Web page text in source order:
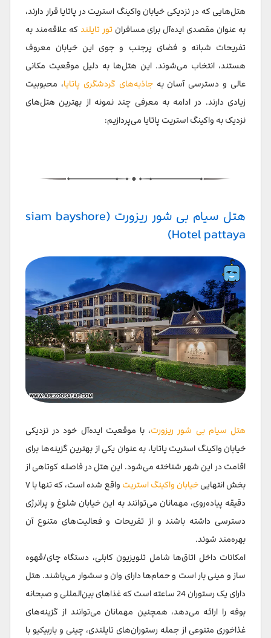
هتل‌هایی که در نزدیکی خیابان واکینگ استریت در پاتایا قرار دارند،
به عنوان مقصدی ایده‌آل برای مسافران تور تایلند که علاقه‌مند به
تفریحات شبانه و فضای پرجنب و جوی این خیابان معروف
هستند، انتخاب می‌شوند. این هتل‌ها به دلیل موقعیت مکانی
عالی و دسترسی آسان بهجاذبه‌های گردشگری پاتایا، محبوبیت
زیادی دارند. در ادامه به معرفی چند نمونه از بهترین هتل‌های
نزدیک به واکینگ استریت پاتایا می‌پردازیم:
هتل سیام بی شور ریزورت (siam bayshore
Hotel pattaya)
هتل سیام بی شور ریزورت، با موقعیت ایده‌آل خود در نزدیکی
خیابان واکینگ استریت پاتایا، به عنوان یکی از بهترین گزینه‌ها برای
اقامت در این شهر شناخته می‌شود. این هتل در فاصله کوتاهی از
بخش انتهاییخیابان واکینگ استریت
واقع شده است، که تنها با ۷
دقیقه پیاده‌روی، مهمانان می‌توانند به این خیابان شلوغ و پرانرژی
دسترسی داشته باشند و از تفریحات و فعالیت‌های متنوع آن
بهره‌مند شوند.
امکانات داخل اتاق‌ها شامل تلویزیون کابلی، دستگاه چای/قهوه
ساز و مینی بار است و حمام‌ها دارای وان و سشوار می‌باشند. هتل
دارای یک رستوران 24 ساعته است که غذاهای بین‌المللی و صبحانه
بوفه را ارائه می‌دهد، همچنین مهمانان می‌توانند از گزینه‌های
غذاخوری متنوعی از جمله رستوران‌های تایلندی، چینی و باربیکیو با